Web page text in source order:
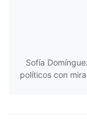
Sofía
políticos con